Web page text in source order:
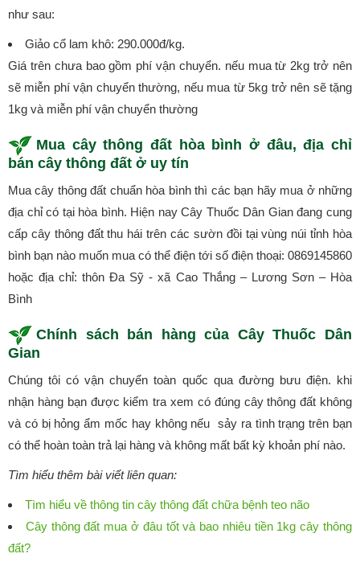
như sau:
Giảo cổ lam khô: 290.000đ/kg.
Giá trên chưa bao gồm phí vận chuyển. nếu mua từ 2kg trở nên
sẽ miễn phí vận chuyển thường, nếu mua từ 5kg trở nên sẽ tặng
1kg và miễn phí vận chuyển thường
Mua cây thông đất hòa bình ở đâu, địa chỉ
bán cây thông đất ở uy tín
Mua cây thông đất chuẩn hòa bình thì các bạn hãy mua ở những
địa chỉ có tại hòa bình. Hiện nay Cây Thuốc Dân Gian đang cung
cấp cây thông đất thu hái trên các sườn đồi tại vùng núi tỉnh hòa
bình bạn nào muốn mua có thể điện tới số điện thoại: 0869145860
hoặc địa chỉ: thôn Đa Sỹ - xã Cao Thắng – Lương Sơn – Hòa
Bình
Chính sách bán hàng của Cây Thuốc Dân
Gian
Chúng tôi có vận chuyển toàn quốc qua đường bưu điện. khi
nhận hàng bạn được kiểm tra xem có đúng cây thông đất không
và có bị hỏng ẩm mốc hay không nếu sảy ra tình trạng trên bạn
có thể hoàn toàn trả lại hàng và không mất bất kỳ khoản phí nào.
Tìm hiểu thêm bài viết liên quan:
Tìm hiểu về thông tin cây thông đất chữa bệnh teo não
Cây thông đất mua ở đâu tốt và bao nhiêu tiền 1kg cây thông
đất?